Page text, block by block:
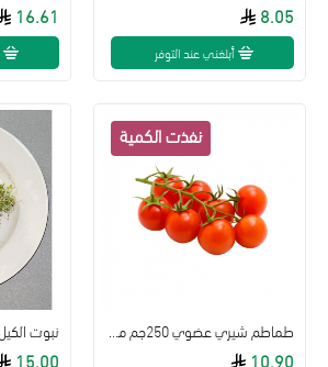
8.05
أبلغني عند التوفر
16.61
10.90
15.00